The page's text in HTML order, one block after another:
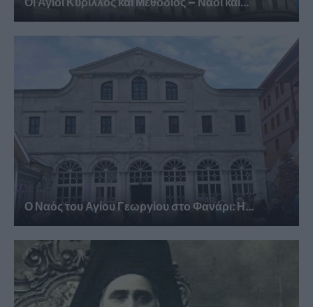
Ο Ναός του Αγίου Γεωργίου στο Φανάρι: Η...